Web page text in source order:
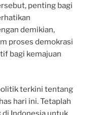
penting bagi
demikian,
proses demokrasi
bagi kemajuan
terkini tentang
hari ini. Tetaplah